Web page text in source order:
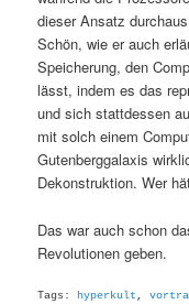
dieser Ansatz
Schön, wie er auch
Speicherung, den
lässt, indem es das
und sich stattdessen
mit solch einem
Gutenberggalaxis
Dekonstruktion. Wer
Das war auch schon
Revolutionen geben.
Tags: hyperkult ,